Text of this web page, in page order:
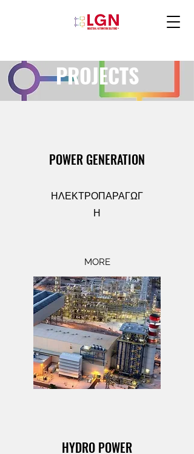
PROJECTS
POWER GENERATION
ΗΛΕΚΤΡΟΠΑΡΑΓΩΓ
Η
MORE
HYDRO POWER